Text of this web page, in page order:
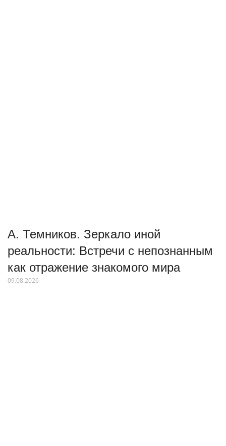
А. Темников. Зеркало иной
реальности: Встречи с непознанным
как отражение знакомого мира
09.08.2026